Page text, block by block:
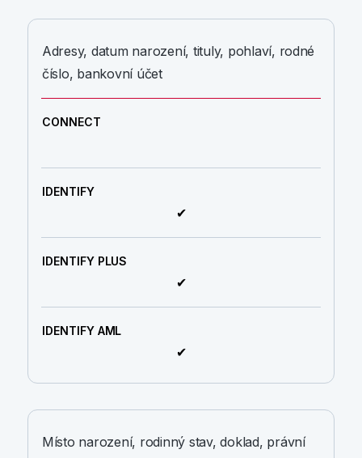
Adresy, datum narození, tituly, pohlaví, rodné
číslo, bankovní účet
✔
✔
✔
Místo narození, rodinný stav, doklad, právní